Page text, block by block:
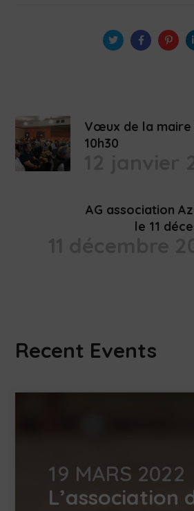
Vœux de la maire
10h30
AG association
le 11
Recent Events
19 MARS 2022
L’association